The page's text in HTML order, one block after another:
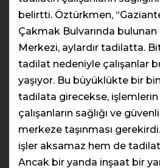
belirtti. Öztürkmen,
Çakmak Bulvarında
Merkezi, aylardır tadilatta.
tadilat nedeniyle çalışanlar
yaşıyor. Bu büyüklükte bir
tadilata girecekse,
çalışanların sağlığı ve
merkeze taşınması
işler aksamaz hem de tadilat
Ancak bir yanda inşaat bir